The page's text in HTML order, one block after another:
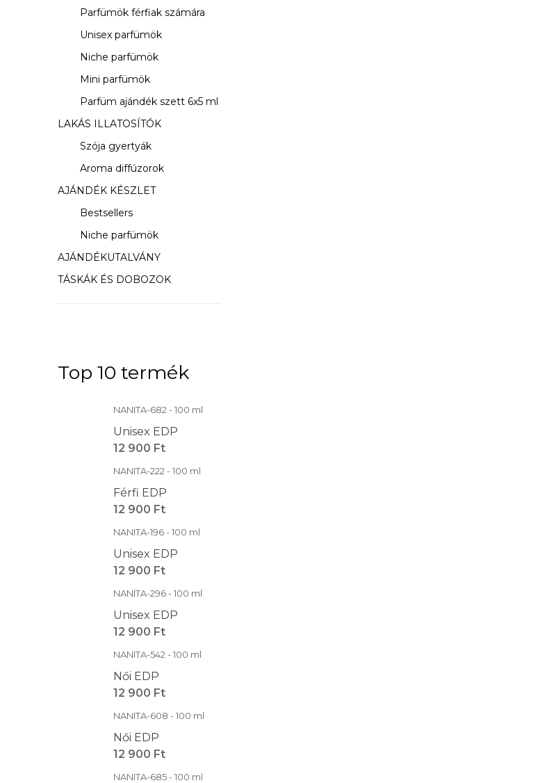
n
Parfümök férfiak számára
Unisex parfümök
Niche parfümök
Mini parfümök
Parfüm ajándék szett 6x5 ml
LAKÁS ILLATOSÍTÓK
Szója gyertyák
Aroma diffúzorok
AJÁNDÉK KÉSZLET
Bestsellers
Niche parfümök
AJÁNDÉKUTALVÁNY
TÁSKÁK ÉS DOBOZOK
Top 10 termék
NANITA-682 - 100 ml
Unisex EDP
12 900 Ft
NANITA-222 - 100 ml
Férfi EDP
12 900 Ft
NANITA-196 - 100 ml
Unisex EDP
12 900 Ft
NANITA-296 - 100 ml
Unisex EDP
12 900 Ft
NANITA-542 - 100 ml
Női EDP
12 900 Ft
NANITA-608 - 100 ml
Női EDP
12 900 Ft
NANITA-685 - 100 ml